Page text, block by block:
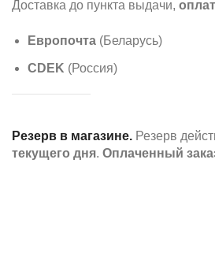
Доставка до пункта выдачи,
Европочта (Беларусь)
CDEK (Россия)
Резерв в магазине. Резерв
текущего дня. Оплаченный